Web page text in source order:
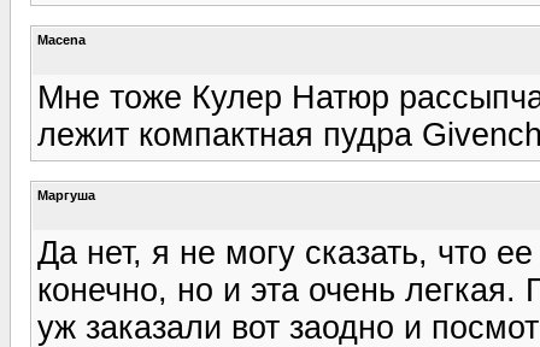
Macena
Мне тоже Кулер Натюр
лежит компактная пудра
Маргуша
Да нет, я не могу сказать, что
конечно, но и эта очень
уж заказали вот заодно и